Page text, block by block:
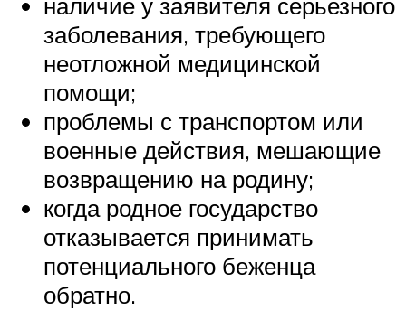
заболевания, требующего
неотложной медицинской
помощи;
проблемы с транспортом или
военные действия, мешающие
возвращению на родину;
когда родное государство
отказывается принимать
потенциального беженца
обратно.